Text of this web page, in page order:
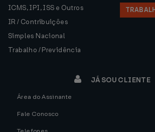
ICMS, IPI, ISS e Outros
IR / Contribuições
Simples Nacional
Trabalho / Previdência
JÁ SOU CLIENTE
Área do Assinante
Fale Conosco